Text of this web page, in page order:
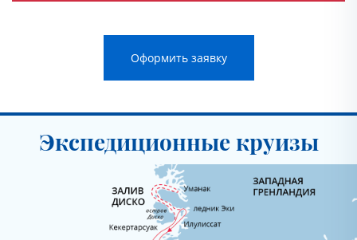
Оформить заявку
Экспедиционные круизы